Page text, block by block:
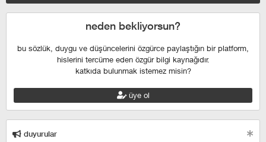
neden bekliyorsun?
bu sözlük, duygu ve düşüncelerini özgürce paylaştığın bir platform,
hislerini tercüme eden özgür bilgi kaynağıdır.
katkıda bulunmak istemez misin?
üye ol
duyurular